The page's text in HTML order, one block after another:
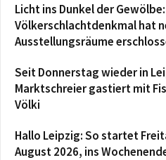
Licht ins Dunkel der Gewölbe:
Völkerschlachtdenkmal hat
Ausstellungsräume
Seit Donnerstag wieder in
Marktschreier gastiert mit
Völki
Hallo Leipzig: So startet
August 2026, ins